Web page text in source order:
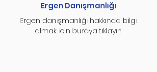
Ergen Danışmanlığı
Ergen danışmanlığı hakkında bilgi
almak için buraya tıklayın.